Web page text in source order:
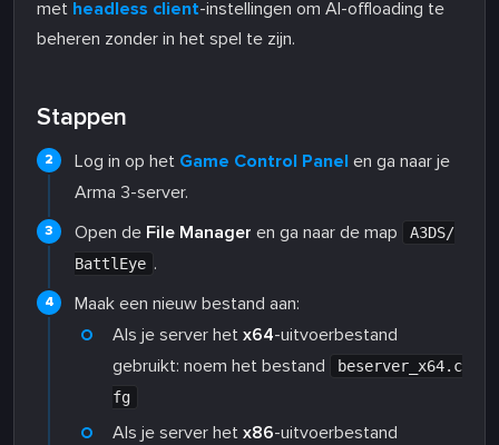
met headless client-instellingen om AI-offloading te
beheren zonder in het spel te zijn.
Stappen
Log in op het Game Control Panel en ga naar je
Arma 3-server.
Open de File Manager en ga naar de map
A3DS/
BattlEye .
Maak een nieuw bestand aan:
Als je server het x64-uitvoerbestand
gebruikt: noem het bestand
beserver_x64.c
fg
Als je server het x86-uitvoerbestand